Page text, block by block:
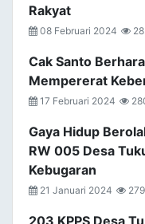
Rakyat
08 Februari 2024
Cak Santo
Mempererat
17 Februari 2024
Gaya Hidup
RW 005 Desa
Kebugaran
21 Januari 2024
203 KPPS Desa